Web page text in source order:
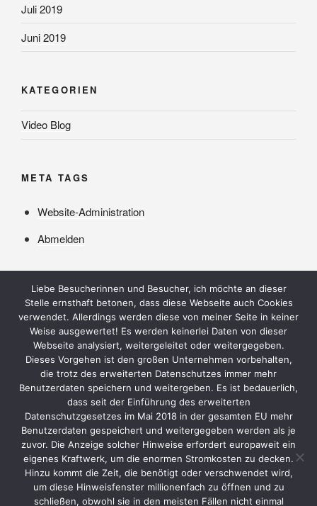
Juli 2019
Juni 2019
KATEGORIEN
Video Blog
META TAGS
Website-Administration
Abmelden
Datenschutzerklärung
Liebe Besucherinnen und Besucher, ich möchte an dieser
Stelle ernsthaft betonen, dass diese Webseite auch Cookies
verwendet. Allerdings werden diese von meiner Seite in keiner
Weise ausgewertet! Es werden keinerlei Daten von dieser
Webseite analysiert, weitergeleitet oder weitergegeben.
Dieses Vorgehen ist den großen Unternehmen vorbehalten,
die trotz des erweiterten Datenschutzes immer mehr
Benutzerdaten speichern und weitergeben. Es ist bedauerlich,
dass seit der Einführung des erweiterten
Datenschutzgesetzes im Mai 2018 in der gesamten EU mehr
Benutzerdaten gespeichert und weitergegeben werden als je
zuvor. Die Anzeige solcher Hinweise erfordert europaweit ein
eigenes Kraftwerk, um die enormen Stromkosten zu decken.
Hinzu kommt die Zeit, die benötigt oder verschwendet wird,
um diese Hinweisfenster millionenfach zu öffnen und zu
schließen, obwohl sie in den meisten Fällen nicht einmal